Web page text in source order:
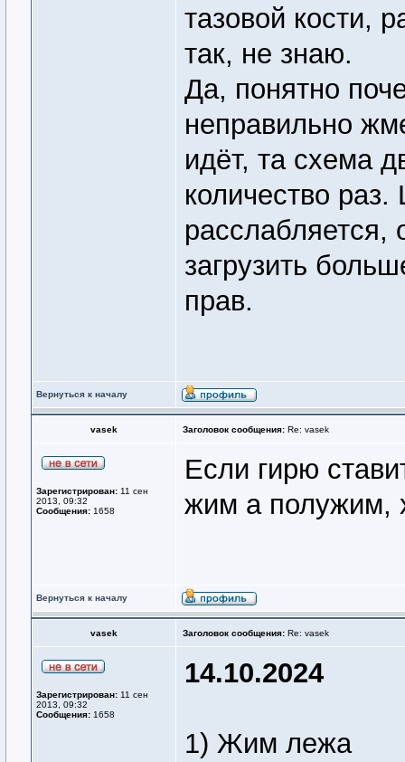
тазовой кости,
так, не знаю.
Да, понятно
неправильно
идёт, та схема
количество
расслабляется,
загрузить
прав.
Вернуться к началу
vasek Заголовок сообщения: Re: vasek
Зарегистрирован: 11 сен
2013, 09:32
Сообщения: 1658
Если гирю
жим а полужим,
Вернуться к началу
vasek Заголовок сообщения: Re: vasek
Зарегистрирован: 11 сен
2013, 09:32
Сообщения: 1658
14.10.2024
1) Жим лежа